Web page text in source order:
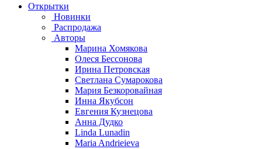
Открытки
Новинки
Распродажа
Авторы
Марина Хомякова
Олеся Бессонова
Ирина Петровская
Светлана Сумарокова
Мария Безкоровайная
Инна Якубсон
Евгения Кузнецова
Анна Дудко
Linda Lunadin
Maria Andrieieva